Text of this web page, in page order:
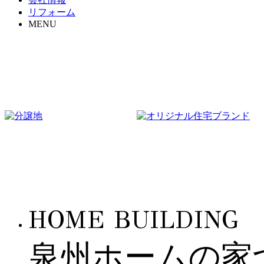
リフォーム
MENU
HOME BUILDING
泉州ホームの家